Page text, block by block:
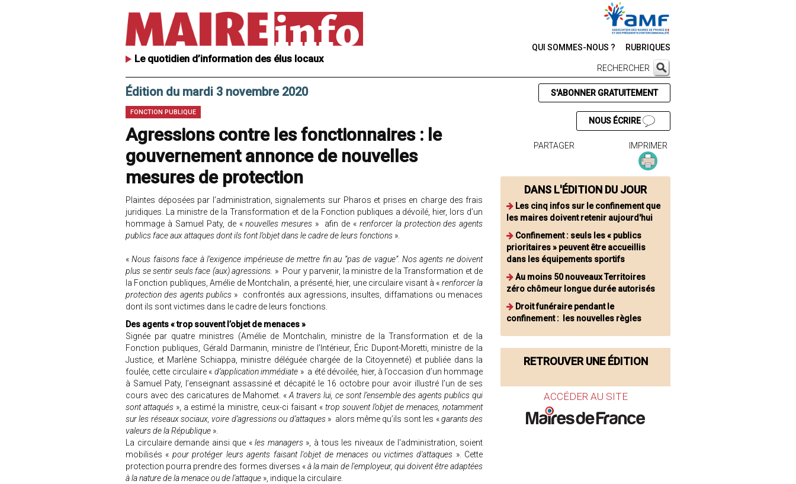
Le quotidien d’information des élus locaux
QUI SOMMES-NOUS ? RUBRIQUES
RECHERCHER
Édition du mardi 3 novembre 2020
FONCTION PUBLIQUE
Agressions contre les fonctionnaires : le
gouvernement annonce de nouvelles
mesures de protection
Plaintes déposées par l’administration, signalements sur Pharos et prises en charge des frais
juridiques. La ministre de la Transformation et de la Fonction publiques a dévoilé, hier, lors d’un
hommage à Samuel Paty, de «nouvelles mesures » afin de «renforcer la protection des agents
publics face aux attaques dont ils font l’objet dans le cadre de leurs fonctions ».
« Nous faisons face à l’exigence impérieuse de mettre fin au “pas de vague”. Nos agents ne doivent
plus se sentir seuls face (aux) agressions. » Pour y parvenir, la ministre de la Transformation et de
la Fonction publiques, Amélie de Montchalin, a présenté, hier, une circulaire visant à « renforcer la
protection des agents publics » confrontés aux agressions, insultes, diffamations ou menaces
dont ils sont victimes dans le cadre de leurs fonctions.
Des agents « trop souvent l’objet de menaces »
Signée par quatre ministres (Amélie de Montchalin, ministre de la Transformation et de la
Fonction publiques, Gérald Darmanin, ministre de l’Intérieur, Éric Dupont-Moretti, ministre de la
Justice, et Marlène Schiappa, ministre déléguée chargée de la Citoyenneté) et publiée dans la
foulée, cette circulaire « d’application immédiate » a été dévoilée, hier, à l’occasion d’un hommage
à Samuel Paty, l’enseignant assassiné et décapité le 16 octobre pour avoir illustré l’un de ses
cours avec des caricatures de Mahomet. « A travers lui, ce sont l’ensemble des agents publics qui
sont attaqués », a estimé la ministre, ceux-ci faisant «trop souvent l’objet de menaces, notamment
sur les réseaux sociaux, voire d’agressions ou d’attaques» alors même qu’ils sont les «garants des
valeurs de la République ».
La circulaire demande ainsi que «les managers», à tous les niveaux de l'administration, soient
mobilisés « pour protéger leurs agents faisant l'objet de menaces ou victimes d'attaques ». Cette
protection pourra prendre des formes diverses «à la main de l'employeur, qui doivent être adaptées
à la nature de la menace ou de l'attaque », indique la circulaire.
S'ABONNER GRATUITEMENT
NOUS ÉCRIRE
PARTAGER IMPRIMER
DANS L'ÉDITION DU JOUR
Les cinq infos sur le confinement que
les maires doivent retenir aujourd'hui
Confinement : seuls les « publics
prioritaires » peuvent être accueillis
dans les équipements sportifs
Au moins 50 nouveaux Territoires
zéro chômeur longue durée autorisés
Droit funéraire pendant le
confinement : les nouvelles règles
RETROUVER UNE ÉDITION
ACCÉDER AU SITE